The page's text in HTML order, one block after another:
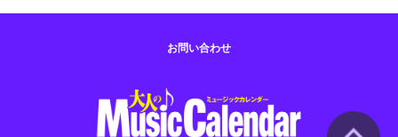
お問い合わせ